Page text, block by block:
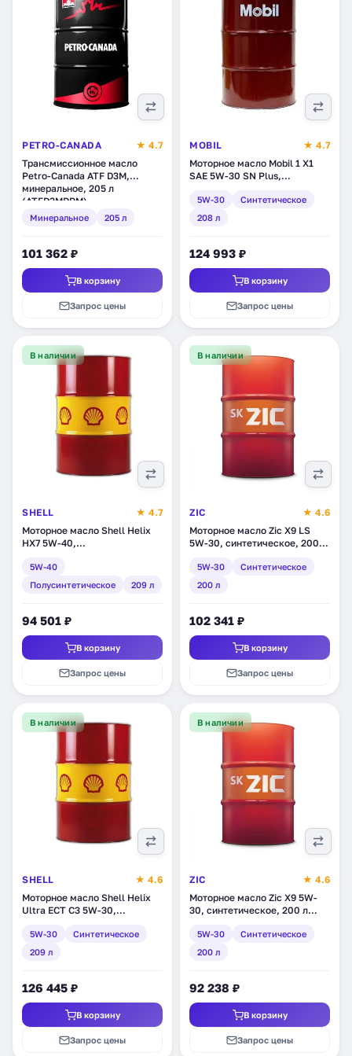
PETRO-CANADA
★ 4.7
Трансмиссионное масло
Petro-Canada ATF D3M,
минеральное, 205 л
(ATFD3MDRM)
Минеральное 205 л
101 362 ₽
В корзину
Запрос цены
MOBIL
★ 4.7
Моторное масло Mobil 1 X1
SAE 5W-30 SN Plus,
(155049)
5W-30
Синтетическое
208 л
124 993 ₽
В корзину
Запрос цены
В наличии
SHELL
★ 4.7
Моторное масло Shell Helix
HX7 5W-40,
(550040319)
5W-40
Полусинтетическое
209 л
94 501 ₽
В корзину
Запрос цены
В наличии
ZIC
★ 4.6
Моторное масло Zic X9 LS
5W-30, синтетическое, 200 л
5W-30
Синтетическое
200 л
102 341 ₽
В корзину
Запрос цены
В наличии
SHELL
★ 4.6
Моторное масло Shell Helix
Ultra ECT C3 5W-30,
(550013612)
5W-30
Синтетическое
209 л
126 445 ₽
В корзину
Запрос цены
В наличии
ZIC
★ 4.6
Моторное масло Zic X9 5W-
30, синтетическое, 200 л
5W-30
Синтетическое
200 л
92 238 ₽
В корзину
Запрос цены